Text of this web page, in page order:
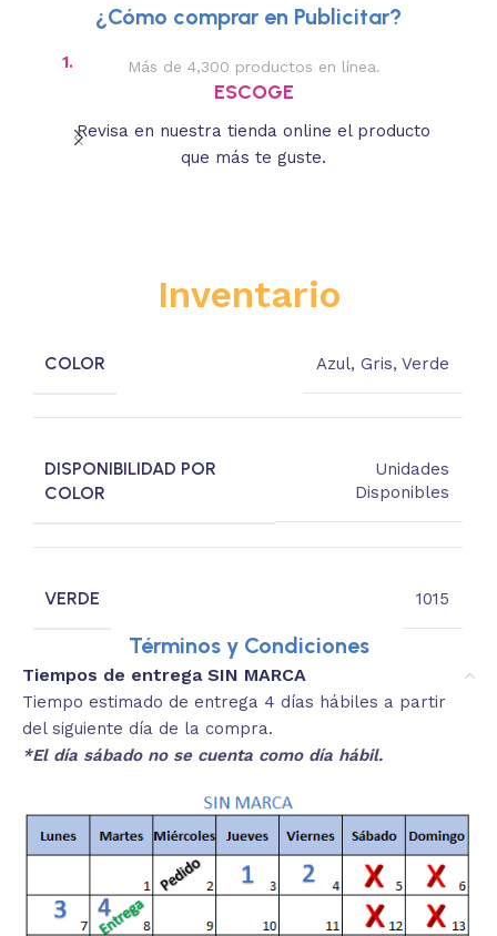
¿Cómo comprar en Publicitar?
1. Más de 4,300 productos en línea.
ESCOGE
Revisa en nuestra tienda online el producto
que más te guste.
Inventario
COLOR Azul,Gris,Verde
DISPONIBILIDAD POR
COLOR
Unidades
Disponibles
VERDE 1015
Términos y Condiciones
Tiempos de entrega SIN MARCA
Tiempo estimado de entrega 4 días hábiles a partir
del siguiente día de la compra.
*El día sábado no se cuenta como día hábil.